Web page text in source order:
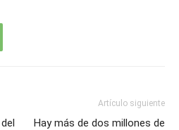
Artículo siguiente
Hay más de dos millones de